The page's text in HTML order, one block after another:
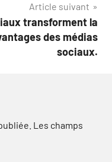
Article suivant
transforment la
des médias
sociaux.
Les champs